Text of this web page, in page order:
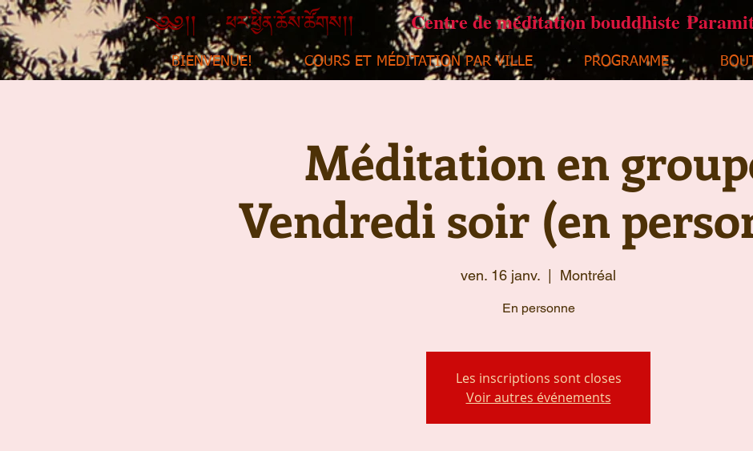
Centre de méditation bouddhiste
BIENVENUE! COURS ET MÉDITATION PAR VILLE PROGRAMME
Méditation en
Vendredi soir (en
ven. 16 janv. Montréal
En personne
Les inscriptions sont closes
Voir autres événements